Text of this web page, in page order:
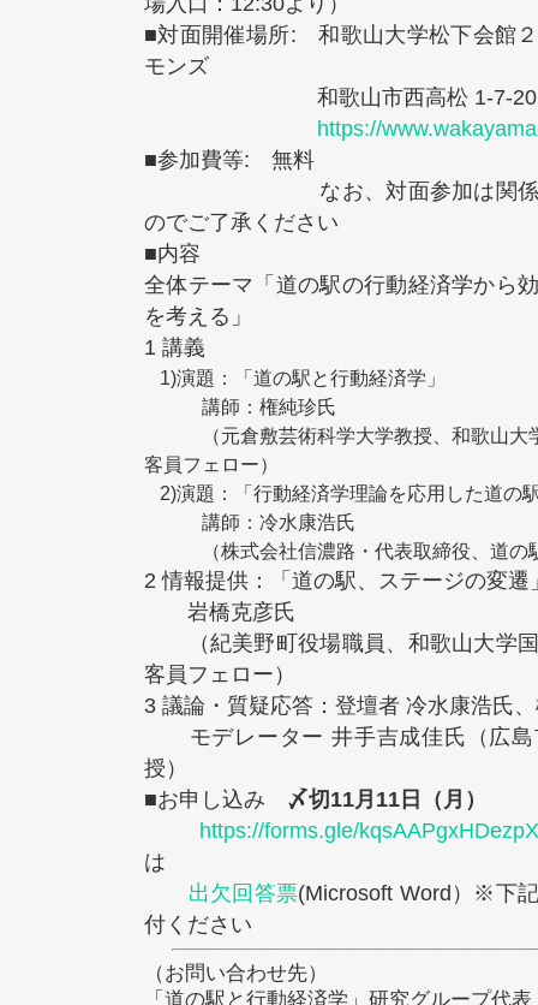
■対面開催場所: 和歌山大学松下会館
モンズ
和歌山市西高松 1-7-20
https://
■参加費等: 無料
なお、対面参加は関係者の
のでご了承ください
■内容
全体テーマ「道の駅の行動経済学から
を考える」
1 講義
1)演題：「道の駅と行動経済学」
講師：権純珍氏
（元倉敷芸術科学大学教授、和歌山大
客員フェロー）
2)演題：「行動経済学理論を応用した道の
講師：冷水康浩氏
（株式会社信濃路・代表取締役、道の
2 情報提供：「道の駅、ステージの変遷
岩橋克彦氏
（紀美野町役場職員、和歌山大学国
客員フェロー）
3 議論・質疑応答：登壇者 冷水康浩氏
モデレーター 井手吉成佳氏（広島
授）
■お申し込み 〆切11月11日（月）
https://forms.gle/
は
出欠回答票(Microsoft Word）※下
付ください
（お問い合わせ先）
「道の駅と行動経済学」研究グループ代表